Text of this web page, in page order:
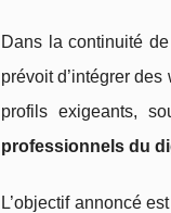
Dans la continuité
prévoit d’intégrer
profils exigeants,
professionnels du
L’objectif annoncé